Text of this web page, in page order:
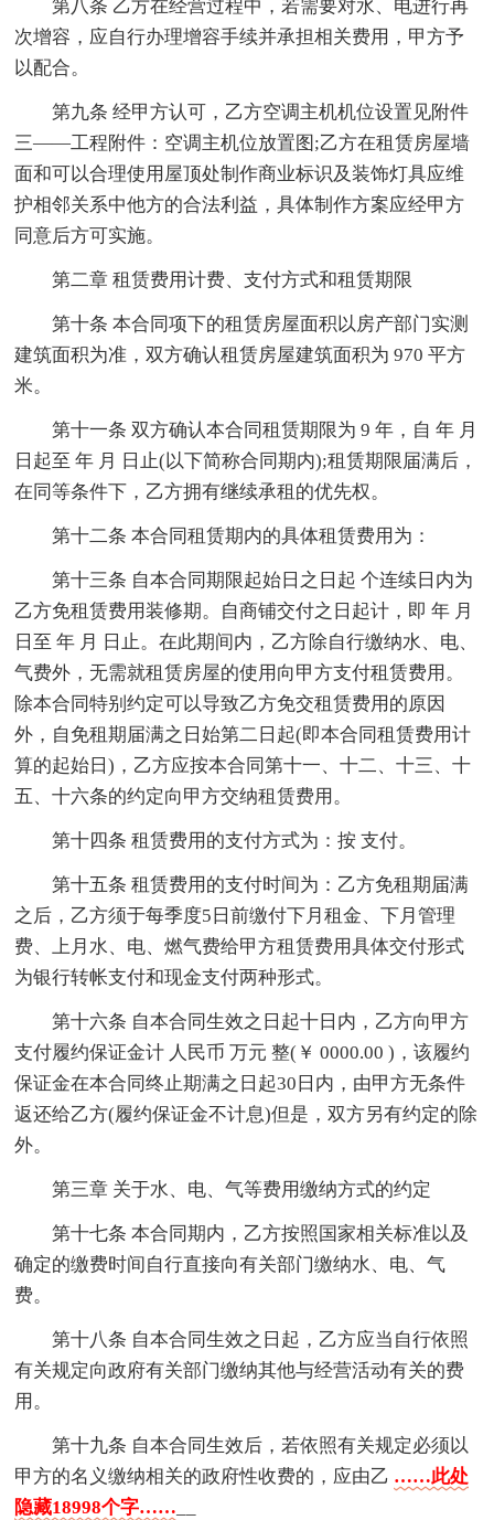
第八条 乙方在经营过程中，若需要对水、电进行再
次增容，应自行办理增容手续并承担相关费用，甲方予
以配合。
第九条 经甲方认可，乙方空调主机机位设置见附件
三——工程附件：空调主机位放置图;乙方在租赁房屋墙
面和可以合理使用屋顶处制作商业标识及装饰灯具应维
护相邻关系中他方的合法利益，具体制作方案应经甲方
同意后方可实施。
第二章 租赁费用计费、支付方式和租赁期限
第十条 本合同项下的租赁房屋面积以房产部门实测
建筑面积为准，双方确认租赁房屋建筑面积为 970 平方
米。
第十一条 双方确认本合同租赁期限为 9 年，自 年 月
日起至 年 月 日止(以下简称合同期内);租赁期限届满后，
在同等条件下，乙方拥有继续承租的优先权。
第十二条 本合同租赁期内的具体租赁费用为：
第十三条 自本合同期限起始日之日起 个连续日内为
乙方免租赁费用装修期。自商铺交付之日起计，即 年 月
日至 年 月 日止。在此期间内，乙方除自行缴纳水、电、
气费外，无需就租赁房屋的使用向甲方支付租赁费用。
除本合同特别约定可以导致乙方免交租赁费用的原因
外，自免租期届满之日始第二日起(即本合同租赁费用计
算的起始日)，乙方应按本合同第十一、十二、十三、十
五、十六条的约定向甲方交纳租赁费用。
第十四条 租赁费用的支付方式为：按 支付。
第十五条 租赁费用的支付时间为：乙方免租期届满
之后，乙方须于每季度5日前缴付下月租金、下月管理
费、上月水、电、燃气费给甲方租赁费用具体交付形式
为银行转帐支付和现金支付两种形式。
第十六条 自本合同生效之日起十日内，乙方向甲方
支付履约保证金计 人民币 万元 整(￥ 0000.00 )，该履约
保证金在本合同终止期满之日起30日内，由甲方无条件
返还给乙方(履约保证金不计息)但是，双方另有约定的除
外。
第三章 关于水、电、气等费用缴纳方式的约定
第十七条 本合同期内，乙方按照国家相关标准以及
确定的缴费时间自行直接向有关部门缴纳水、电、气
费。
第十八条 自本合同生效之日起，乙方应当自行依照
有关规定向政府有关部门缴纳其他与经营活动有关的费
用。
第十九条 自本合同生效后，若依照有关规定必须以
甲方的名义缴纳相关的政府性收费的，应由乙 ……此处
隐藏18998个字……